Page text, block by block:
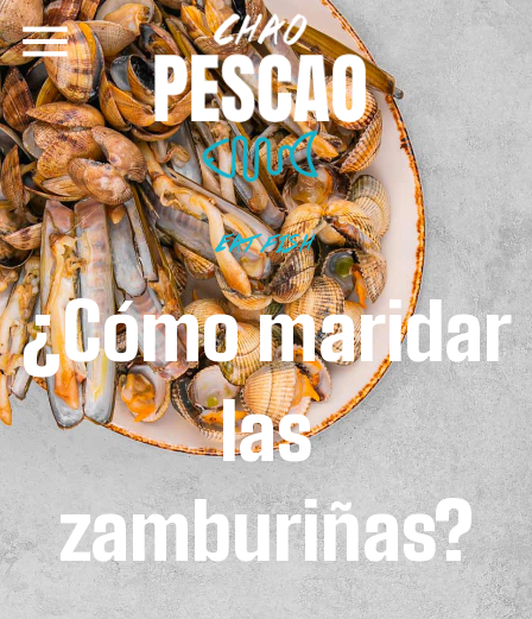
EAT FISH
¿Cómo maridar
las
zamburiñas?